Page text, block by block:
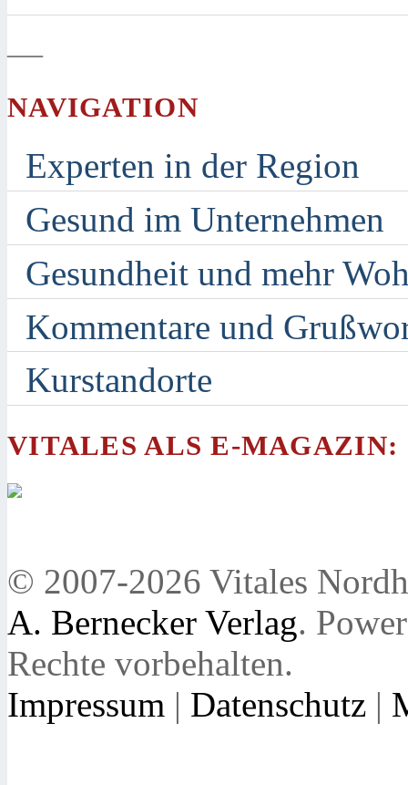
—
NAVIGATION
Experten in der Region
Gesund im Unternehmen
Gesundheit und mehr
Kommentare und
Kurstandorte
VITALES ALS E-MAGAZIN:
© 2007-2026 Vitales
A. Bernecker Verlag.
Rechte vorbehalten.
Impressum | Datenschutz |